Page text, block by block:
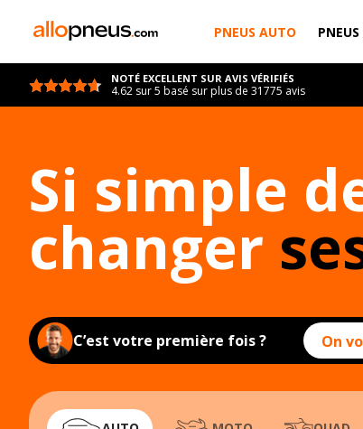
PNEUS AUTO
NOTÉ EXCELLENT SUR AVIS VÉRIFIÉS
4.62 sur 5 basé sur plus de 31775 avis
Si simple
changer
C’est votre première fois ? On